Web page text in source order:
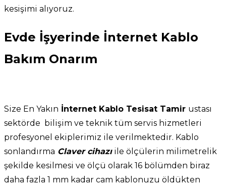
kesişimi alıyoruz.
Evde İşyerinde İnternet Kablo
Bakım Onarım
Size En Yakın İnternet Kablo Tesisat Tamir ustası
sektörde bilişim ve teknik tüm servis hizmetleri
profesyonel ekiplerimiz ile verilmektedir. Kablo
sonlandırma Claver cihazıile ölçülerin milimetrelik
şekilde kesilmesi ve ölçü olarak 16 bölümden biraz
daha fazla 1 mm kadar cam kablonuzu öldükten